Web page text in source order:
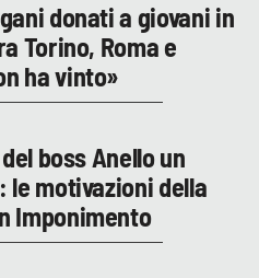
donati a giovani in
Torino, Roma e
ha vinto»
boss Anello un
le motivazioni della
Imponimento